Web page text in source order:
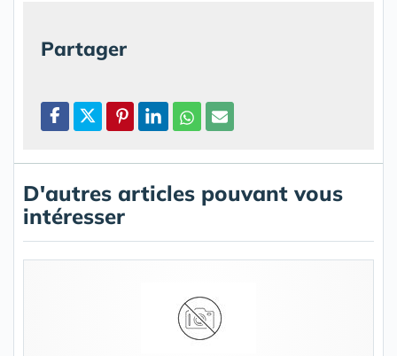
Partager
D'autres articles pouvant vous
intéresser